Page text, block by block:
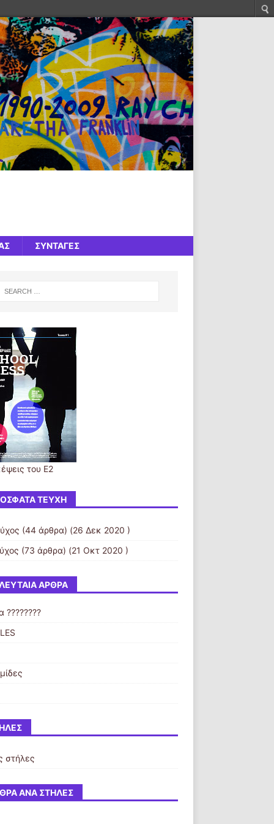
ΣΥΝΤΑΓΈΣ
του Ε2
ΤΕΎΧΗ
(44 άρθρα) (26 Δεκ 2020 )
(73 άρθρα) (21 Οκτ 2020 )
ΆΡΘΡΑ
????????
στήλες
ΑΝΆ ΣΤΉΛΕΣ